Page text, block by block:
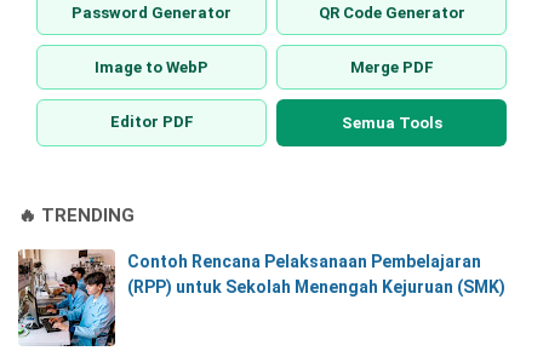
Password Generator QR Code Generator
Image to WebP Merge PDF
Editor PDF Semua Tools
🔥 TRENDING
Contoh Rencana Pelaksanaan Pembelajaran
(RPP) untuk Sekolah Menengah Kejuruan (SMK)